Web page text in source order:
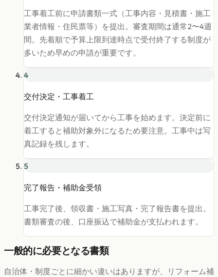
工事着工前に申請書類一式（工事内容・見積書・施工
業者情報・住民票等）を提出。審査期間は通常2〜4週
間。先着順で予算上限到達時点で受付終了する制度が
多いため早めの申請が重要です。
4
交付決定・工事着工
交付決定通知が届いてから工事を始めます。決定前に
着工すると補助対象外になるため要注意。工事中は写
真記録を残します。
5
完了報告・補助金受領
工事完了後、領収書・施工写真・完了報告書を提出。
書類審査の後、口座振込で補助金が支払われます。
一般的に必要となる書類
自治体・制度ごとに細かい違いはありますが、リフォーム補